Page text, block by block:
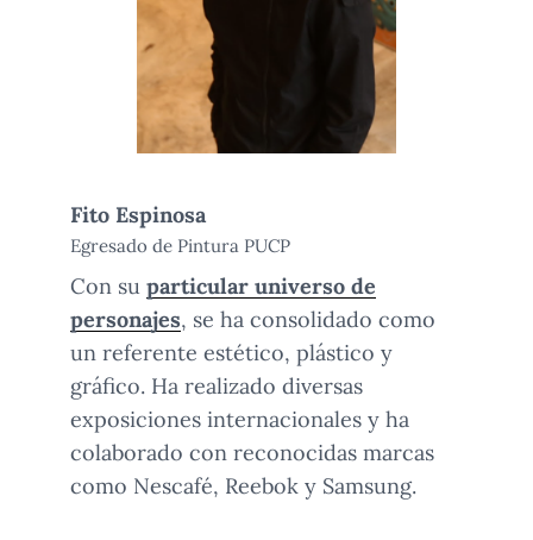
Fito Espinosa
Egresado de Pintura PUCP
Con suparticular universo de
personajes, se ha consolidado como
un referente estético, plástico y
gráfico. Ha realizado diversas
exposiciones internacionales y ha
colaborado con reconocidas marcas
como Nescafé, Reebok y Samsung.